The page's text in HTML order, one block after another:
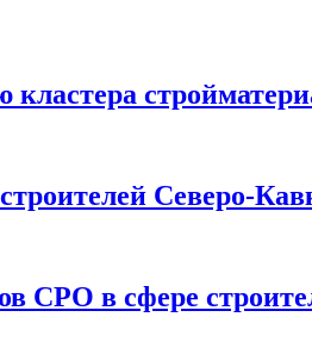
Северо-
СРО в сфере